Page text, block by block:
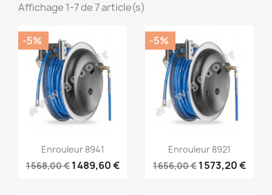
Affichage 1-7 de 7 article(s)
Aperçu rapide
Enrouleur 8941
1 568,00 € 1 489,60 €
-5%
Aperçu rapide
Enrouleur 8921
1 656,00 € 1 573,20 €
-5%